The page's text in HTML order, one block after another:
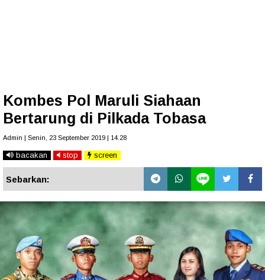
Kombes Pol Maruli Siahaan
Bertarung di Pilkada Tobasa
Admin | Senin, 23 September 2019 | 14.28
bacakan stop screen
Sebarkan: